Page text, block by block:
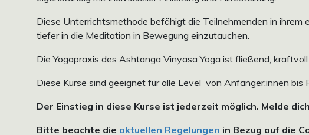
Diese Unterrichtsmethode befähigt die Teilnehmenden in ihrem
tiefer in die Meditation in Bewegung einzutauchen.
Die Yogapraxis des Ashtanga Vinyasa Yoga ist fließend,
Diese Kurse sind geeignet für alle Level von Anfänger:innen bis
Der Einstieg in diese Kurse ist jederzeit möglich. Melde
Bitte beachte die aktuellen Regelungen in Bezug auf die